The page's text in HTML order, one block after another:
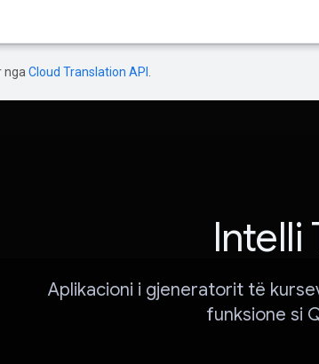
nga Cloud Translation API
Intelli
Aplikacioni i gjeneratorit të
funksione si